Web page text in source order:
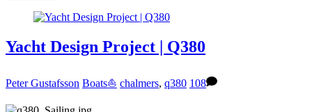
Yacht Design Project | Q380
Peter Gustafsson Boats⛵️ chalmers, q380 108